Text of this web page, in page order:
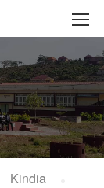
Kindia